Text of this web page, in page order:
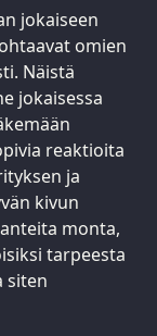
jokaiseen
omien
Näistä
jokaisessa
reaktioita
ja
kivun
monta,
tarpeesta
siten